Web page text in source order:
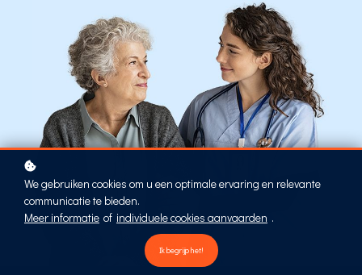
We gebruiken cookies om u een optimale ervaring en relevante
communicatie te bieden.
Meer informatie of individuele cookies aanvaarden .
Ik begrijp het!